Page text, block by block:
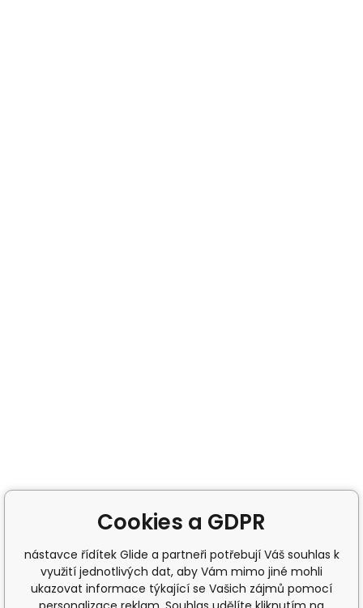
Cookies a GDPR
nástavce řídítek Glide a partneři potřebují Váš souhlas k
využití jednotlivých dat, aby Vám mimo jiné mohli
ukazovat informace týkající se Vašich zájmů pomocí